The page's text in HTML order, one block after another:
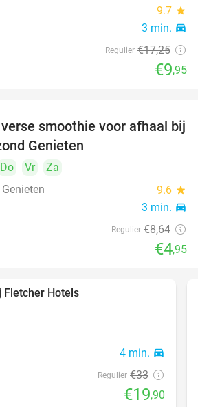
9.7 star
3 min. directions_car
Regulier €17,25
€9,95
43%
smoothie voor afhaal bij
Genieten
Do Vr
Za
9.6 star
3 min. directions_car
Regulier €8,64
€4,95
Fletcher Hotels
4 min. directions_car
Regulier €33
€19,90